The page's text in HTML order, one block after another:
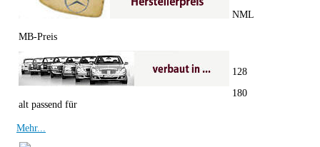
MB-Preis
NML
alt passend für
128
180
Mehr...